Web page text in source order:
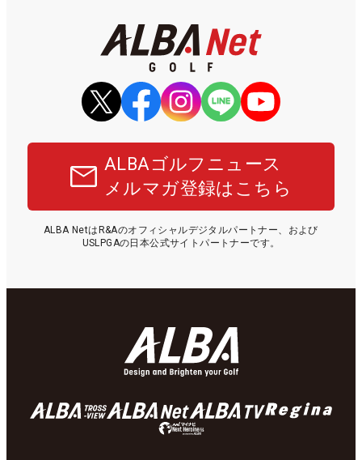
ALBAゴルフニュース
メルマガ登録はこちら
ALBA NetはR&Aのオフィシャルデジタルパートナー、および
USLPGAの日本公式サイトパートナーです。